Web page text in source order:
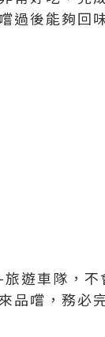
過後能夠回
遊車隊，
品嚐，務必